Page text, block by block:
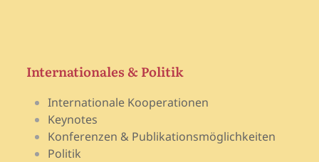
Internationales & Politik
Internationale Kooperationen
Keynotes
Konferenzen & Publikationsmöglichkeiten
Politik